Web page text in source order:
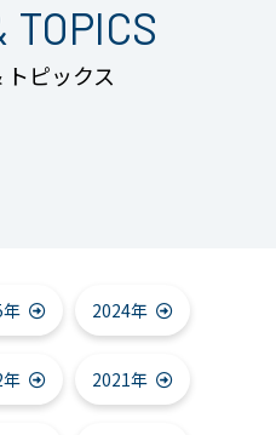
TOPICS
ピックス
2024年
2021年